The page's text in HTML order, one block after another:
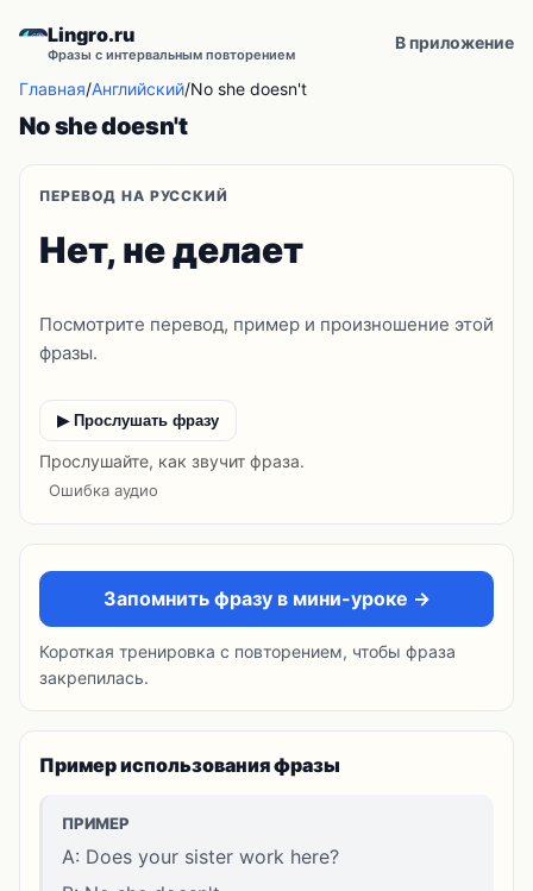
Lingro.ru
Фразы с интервальным повторением
В приложение
Главная/Английский/No she doesn't
No she doesn't
ПЕРЕВОД НА РУССКИЙ
Нет, не делает
Посмотрите перевод, пример и произношение этой
фразы.
▶ Прослушать фразу
Прослушайте, как звучит фраза.
Ошибка аудио
Запомнить фразу в мини-уроке →
Короткая тренировка с повторением, чтобы фраза
закрепилась.
Пример использования фразы
ПРИМЕР
A: Does your sister work here?